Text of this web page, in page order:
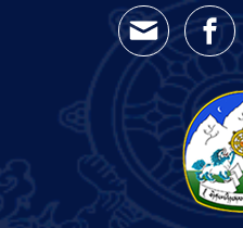
Skip to main content